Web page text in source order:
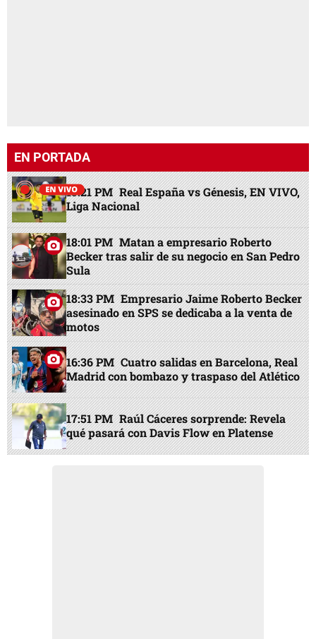
EN PORTADA
15:21 PM Real España vs Génesis, EN VIVO,
Liga Nacional
18:01 PM Matan a empresario Roberto
Becker tras salir de su negocio en San Pedro
Sula
18:33 PM Empresario Jaime Roberto Becker
asesinado en SPS se dedicaba a la venta de
motos
16:36 PM Cuatro salidas en Barcelona, Real
Madrid con bombazo y traspaso del Atlético
17:51 PM Raúl Cáceres sorprende: Revela
qué pasará con Davis Flow en Platense